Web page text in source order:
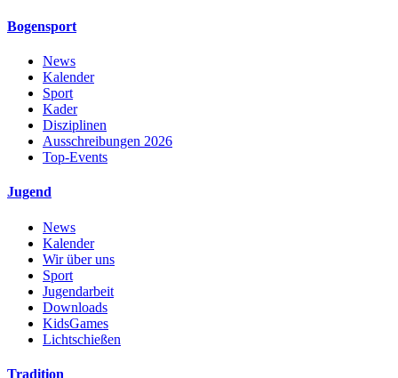
Bogensport
News
Kalender
Sport
Kader
Disziplinen
Ausschreibungen 2026
Top-Events
Jugend
News
Kalender
Wir über uns
Sport
Jugendarbeit
Downloads
KidsGames
Lichtschießen
Tradition